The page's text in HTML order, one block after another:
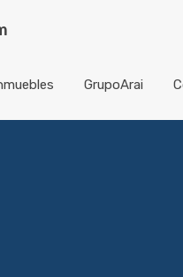
GrupoArai